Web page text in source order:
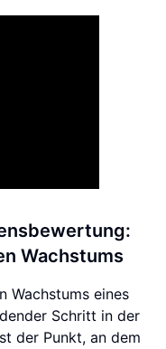
Wachstums
Wachstums eines
Schritt in der
der Punkt, an dem